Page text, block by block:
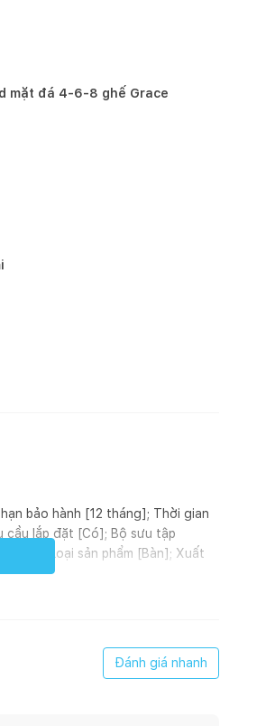
mặt đá 4-6-8 ghế Grace
bảo hành [12 tháng]; Thời gian
cầu lắp đặt [Có]; Bộ sưu tập
PU]; Loại sản phẩm [Bàn]; Xuất
điều chỉnh theo số ghế tương
Đánh giá nhanh